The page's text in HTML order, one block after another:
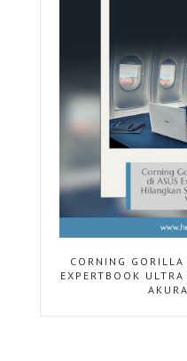
CORNING
EXPERTBOOK